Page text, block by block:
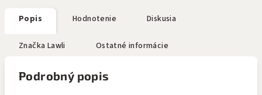
Popis Hodnotenie Diskusia
Značka Lawli Ostatné informácie
Podrobný popis